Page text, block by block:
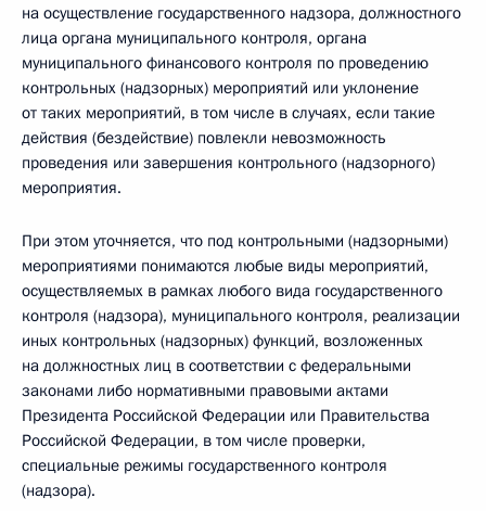
на осуществление государственного надзора, должностного
лица органа муниципального контроля, органа
муниципального финансового контроля по проведению
контрольных (надзорных) мероприятий или уклонение
от таких мероприятий, в том числе в случаях, если такие
действия (бездействие) повлекли невозможность
проведения или завершения контрольного (надзорного)
мероприятия.
При этом уточняется, что под контрольными (надзорными)
мероприятиями понимаются любые виды мероприятий,
осуществляемых в рамках любого вида государственного
контроля (надзора), муниципального контроля, реализации
иных контрольных (надзорных) функций, возложенных
на должностных лиц в соответствии с федеральными
законами либо нормативными правовыми актами
Президента Российской Федерации или Правительства
Российской Федерации, в том числе проверки,
специальные режимы государственного контроля
(надзора).